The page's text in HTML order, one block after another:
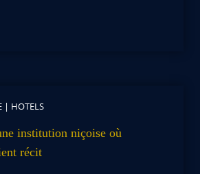
| HOTELS
institution niçoise où
récit